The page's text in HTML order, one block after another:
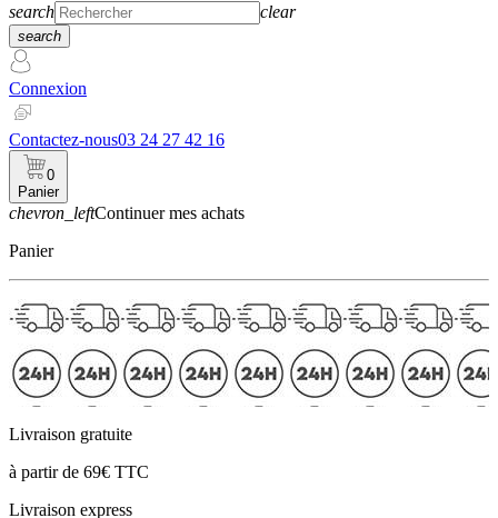
search clear
search
Connexion
Contactez-nous03 24 27 42 16
0
Panier
chevron_leftContinuer mes achats
Panier
Livraison gratuite
à partir de 69€ TTC
Livraison express